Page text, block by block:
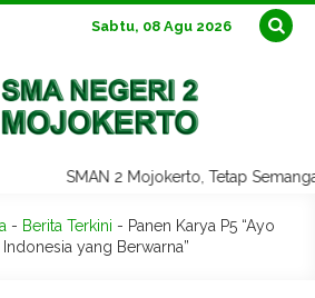
Sabtu, 08 Agu 2026
SMAN 2 Mojokerto, Tetap
- Berita Terkini - Panen Karya P5 “Ayo
Indonesia yang Berwarna”